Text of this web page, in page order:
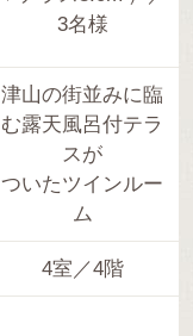
3名様
津山の街並みに臨
む露天風呂付テラ
スが
ついたツインルー
ム
4室／4階